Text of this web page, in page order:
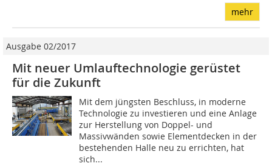
mehr
Ausgabe 02/2017
Mit neuer Umlauftechnologie gerüstet
für die Zukunft
Mit dem jüngsten Beschluss, in moderne
Technologie zu investieren und eine Anlage
zur Herstellung von Doppel- und
Massivwänden sowie Elementdecken in der
bestehenden Halle neu zu errichten, hat
sich...